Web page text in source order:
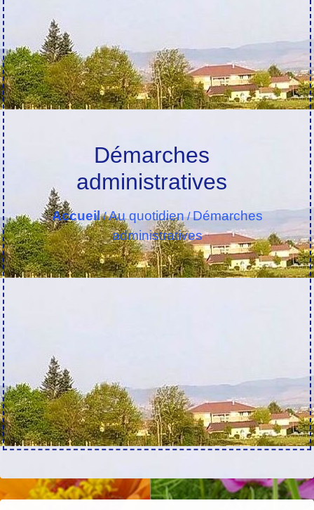
Démarches
administratives
Accueil/Au quotidien/Démarches
administratives